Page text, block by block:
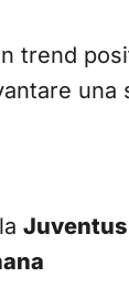
trend
una
Juventus